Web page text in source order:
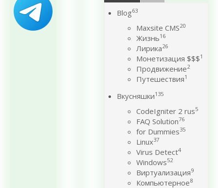
Blog63
Maxsite CMS20
Жизнь16
Лирика26
Монетизация $$$1
Продвижение2
Путешествия1
Вкусняшки135
CodeIgniter 2 rus5
FAQ Solution76
for Dummies35
Linux37
Virus Detect4
Windows52
Виртуализация9
Компьютерное8